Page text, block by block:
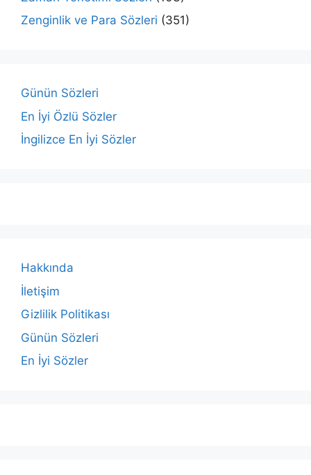
Zenginlik ve Para Sözleri (351)
Günün Sözleri
En İyi Özlü Sözler
İngilizce En İyi Sözler
Hakkında
İletişim
Gizlilik Politikası
Günün Sözleri
En İyi Sözler